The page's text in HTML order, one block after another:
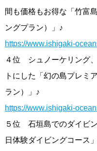
間も価格もお得な「竹富
ングプラン）」♪
https://www.ishigaki-
４位 シュノーケリング
トにした「幻の島プレミ
ラン）」♪
https://www.ishigaki-
５位 石垣島でのダイビ
日体験ダイビングコース